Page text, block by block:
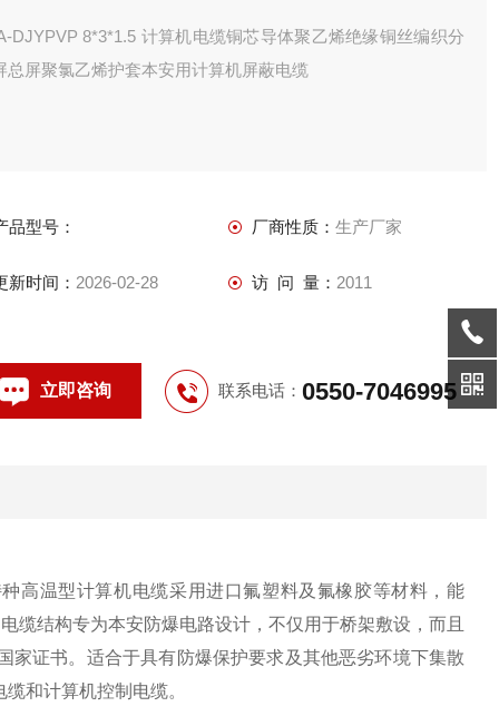
DJYPVP 8*3*1.5 计算机电缆铜芯导体聚乙烯绝缘铜丝编织分
总屏聚氯乙烯护套本安用计算机屏蔽电缆
品型号： 厂商性质： 生产厂家
新时间： 2026-02-28 访 问 量： 2011
立即咨询 联系电话： 0550-7046995
温型计算机电缆采用进口氟塑料及氟橡胶等材料，能
结构专为本安防爆电路设计，不仅用于桥架敷设，而且
证书。适合于具有防爆保护要求及其他恶劣环境下集散
和计算机控制电缆。